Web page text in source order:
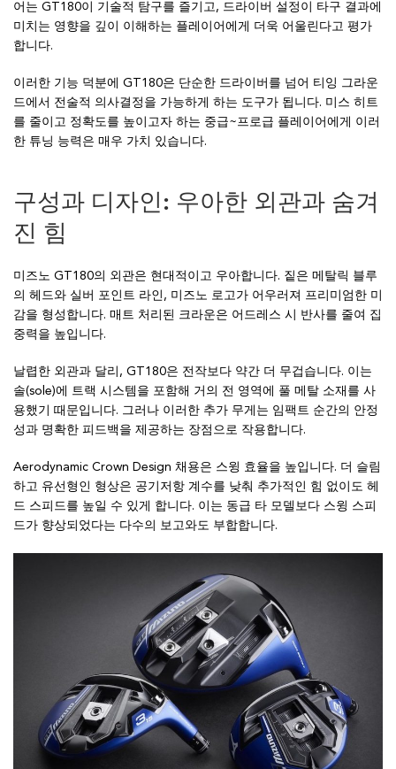
어는 GT180이 기술적 탐구를 즐기고, 드라이버 설정이 타구 결과에
미치는 영향을 깊이 이해하는 플레이어에게 더욱 어울린다고 평가
합니다.
이러한 기능 덕분에 GT180은 단순한 드라이버를 넘어 티잉 그라운
드에서 전술적 의사결정을 가능하게 하는 도구가 됩니다. 미스 히트
를 줄이고 정확도를 높이고자 하는 중급~프로급 플레이어에게 이러
한 튜닝 능력은 매우 가치 있습니다.
구성과 디자인: 우아한 외관과 숨겨
진 힘
미즈노 GT180의 외관은 현대적이고 우아합니다. 짙은 메탈릭 블루
의 헤드와 실버 포인트 라인, 미즈노 로고가 어우러져 프리미엄한 미
감을 형성합니다. 매트 처리된 크라운은 어드레스 시 반사를 줄여 집
중력을 높입니다.
날렵한 외관과 달리, GT180은 전작보다 약간 더 무겁습니다. 이는
솔(sole)에 트랙 시스템을 포함해 거의 전 영역에 풀 메탈 소재를 사
용했기 때문입니다. 그러나 이러한 추가 무게는 임팩트 순간의 안정
성과 명확한 피드백을 제공하는 장점으로 작용합니다.
Aerodynamic Crown Design 채용은 스윙 효율을 높입니다. 더 슬림
하고 유선형인 형상은 공기저항 계수를 낮춰 추가적인 힘 없이도 헤
드 스피드를 높일 수 있게 합니다. 이는 동급 타 모델보다 스윙 스피
드가 향상되었다는 다수의 보고와도 부합합니다.